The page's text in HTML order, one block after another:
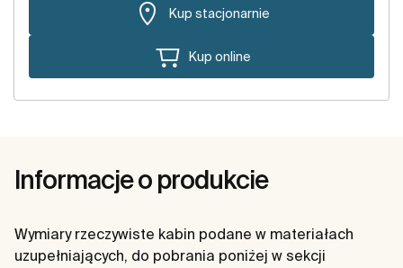
Kup stacjonarnie
Kup online
Informacje o produkcie
Wymiary rzeczywiste kabin podane w materiałach
uzupełniających, do pobrania poniżej w sekcji